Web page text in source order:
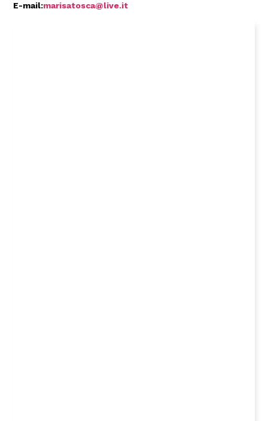
E-mail:marisatosca@live.it